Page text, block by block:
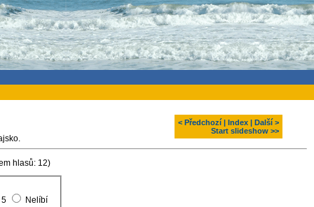
< Předchozí Index
Další >
Start slideshow >>
hlasů: 12)
5 Nelíbí